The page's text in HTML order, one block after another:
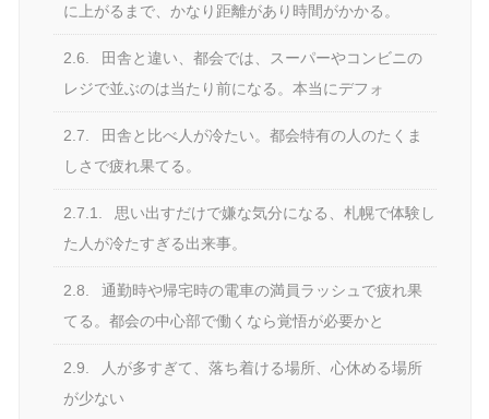
に上がるまで、かなり距離があり時間がかかる。
2.6.
田舎と違い、都会では、スーパーやコンビニの
レジで並ぶのは当たり前になる。本当にデフォ
2.7.
田舎と比べ人が冷たい。都会特有の人のたくま
しさで疲れ果てる。
2.7.1.
思い出すだけで嫌な気分になる、札幌で体験し
た人が冷たすぎる出来事。
2.8.
通勤時や帰宅時の電車の満員ラッシュで疲れ果
てる。都会の中心部で働くなら覚悟が必要かと
2.9.
人が多すぎて、落ち着ける場所、心休める場所
が少ない